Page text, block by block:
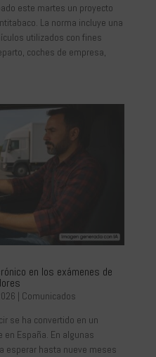
este martes un proyecto
La norma incluye una
utilizados con fines
coches de empresa,
en los exámenes de
| Comunicados
se ha convertido en un
España. En algunas
esperar hasta nueve meses